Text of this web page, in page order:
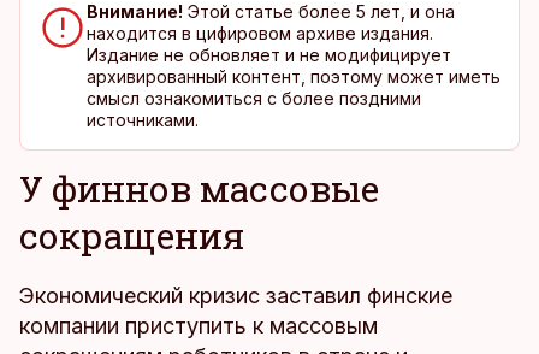
Внимание! Этой статье более 5 лет, и она
находится в цифировом архиве издания.
Издание не обновляет и не модифицирует
архивированный контент, поэтому может иметь
смысл ознакомиться с более поздними
источниками.
У финнов массовые
сокращения
Экономический кризис заставил финские
компании приступить к массовым